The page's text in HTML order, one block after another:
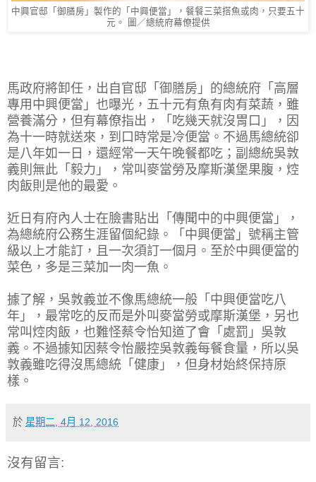
中興官邸「御膳房」製作的「中興便當」，餐餐三菜搭魚或肉，只要五十
元。 圖／總統府幕僚提供
馬政府將卸任，出自官邸「御膳房」的總統府「高層
專用中興便當」也曝光，五十元有魚有肉有菜蔬，雖
營養滿分，但有幕僚指出，「吃幾天就沒胃口」，因
為十一時就送來，到口時常是冷便當。不過馬總統卻
是八年如一日，還經常一天午晚餐都吃；副總統吳敦
義則無此「毅力」，常叫麥當勞及摩斯漢堡果腹，焢
肉飯則是他的最愛。
近日有府內人士在臉書貼出「傳聞中的中興便當」，
為總統府公務生涯留個紀錄。「中興便當」號稱主管
級以上才能訂，且一次須訂一個月。至於中興便當的
菜色，多是三菜加一肉一魚。
據了解，吳敦義並不像馬總統一般「中興便當吃八
年」，最常吃的反而是外叫麥當勞或摩斯漢堡，另也
常叫焢肉飯，也難怪蔡令怡知道了會「處罰」吳敦
義。不過據知因蔡令怡嚴控吳敦義每餐食量，所以吳
敦義雖吃得沒馬總統「健康」，但身材始終保持原
樣。
於 星期二, 4月 12, 2016
沒有留言: